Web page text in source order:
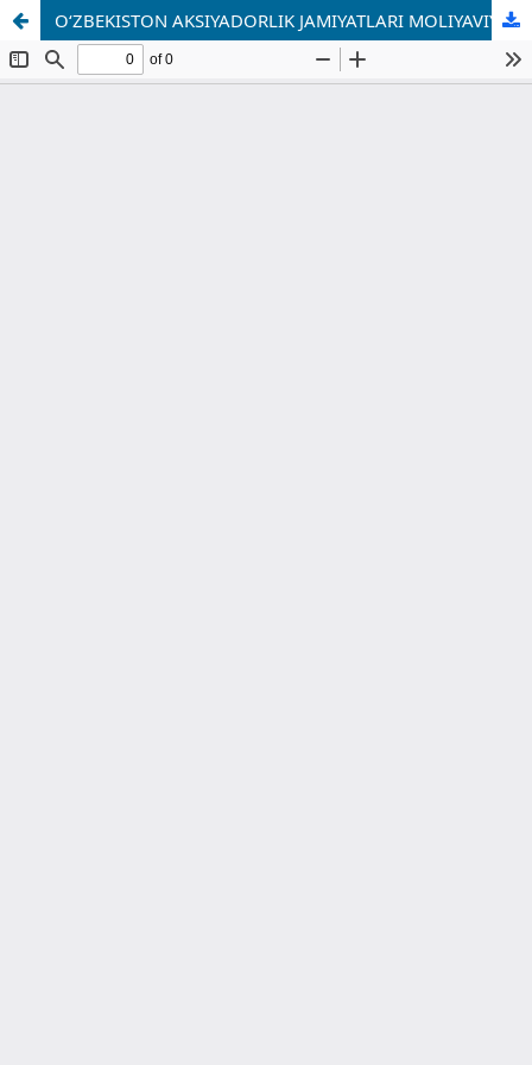
O‘ZBEKISTON AKSIYADORLIK JAMIYATLARI MOLIYAVIY KOEFFITSIYENTLARI TAHLILI